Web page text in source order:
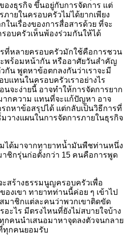
องธุรกิจ ขึ้นอยู่กับการจัดการ แต่
ายในครอบครัวไม่ได้ยากเพียง
ในเรื่องของการสื่อสารด้วย ที่จะ
อบครัวเห็นพ้องร่วมกันให้ได้
ที่หลายครอบครัวมักใช้คือการชวน
พร้อมหน้ากัน หรืออาศัยวันสำคัญ
กัน พูดหาข้อตกลงกันว่าเราจะมี
แทนในครอบครัวเราอย่างไร
นจะง่ายนี้ อาจทำให้การจัดการยาก
ากความ แทนที่จะแก้ปัญหา อาจ
ถหาข้อสรุปได้ แต่กลับเป็นวิธีการที่
วางแผนในการจัดการภายในธุรกิจ
ได้มาจากทายาทน้ำมันพืชท่านหนึ่ง
ชิกรุ่นก่อตั้งกว่า 15 คนคือการพูด
ะสร้างธรรมนูญครอบครัวเพื่อ
งเขา ทายาทท่านนี้ค่อย ๆ เข้าไป
มาชิกแต่ละคนว่าพวกเขาติดขัด
อะไร มีตรงไหนที่ยังไม่สบายใจบ้าง
กคนนำเสนอมาหาจุดลงตัวจนกลาย
ทุกคนยอมรับ